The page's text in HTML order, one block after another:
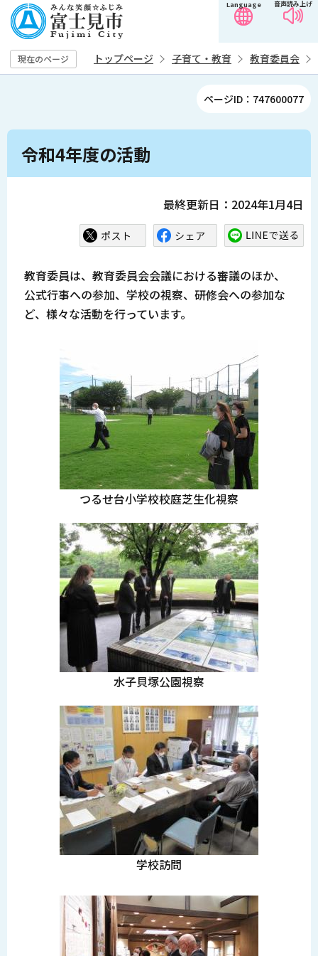
の
ペ
ー
す
音声読み上げ
Language
現在のページ トップページ 子育て・教育 教育委員会
ページID：747600077
本
令和4年度の活動
最終更新日：2024年1月4日
教育委員は、教育委員会会議における審議のほか、
公式行事への参加、学校の視察、研修会への参加な
ど、様々な活動を行っています。
つるせ台小学校校庭芝生化視察
水子貝塚公園視察
学校訪問